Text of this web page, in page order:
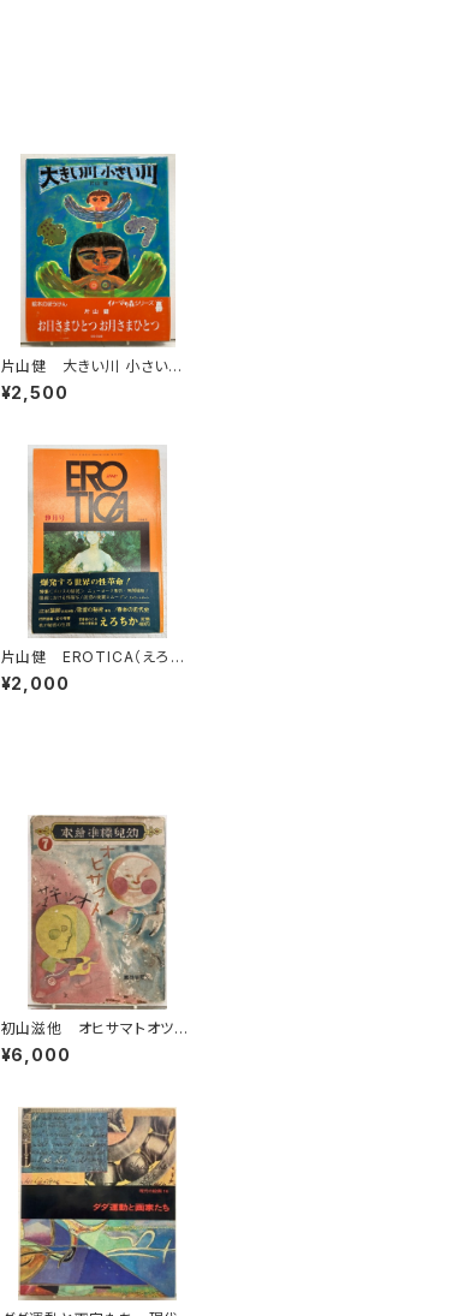
片山健 大きい川 小さい
川 1991年 イメージの
森 ほるぷ出版刊
¥2,500
片山健 EROTICA（えろち
か）１巻３号 1969年 三崎
書房
¥2,000
初山滋他 オヒサマトオツキ
サマ 幼児標準繪本７ 昭
和15年初版の16年47刷（19
¥6,000